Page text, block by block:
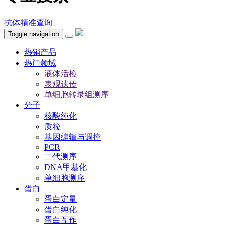
抗体精准查询
Toggle navigation
热销产品
热门领域
液体活检
表观遗传
单细胞转录组测序
分子
核酸纯化
质粒
基因编辑与调控
PCR
二代测序
DNA甲基化
单细胞测序
蛋白
蛋白定量
蛋白纯化
蛋白互作